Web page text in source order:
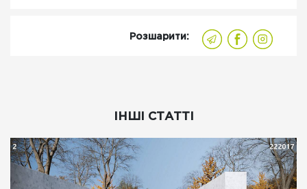
Розшарити:
ІНШІ СТАТТІ